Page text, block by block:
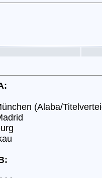
(Alaba/